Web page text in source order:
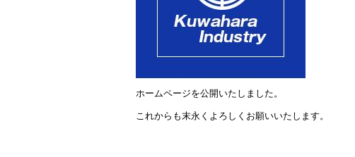
o
ホームページを公開いたしました。
これからも末永くよろしくお願いいたします。